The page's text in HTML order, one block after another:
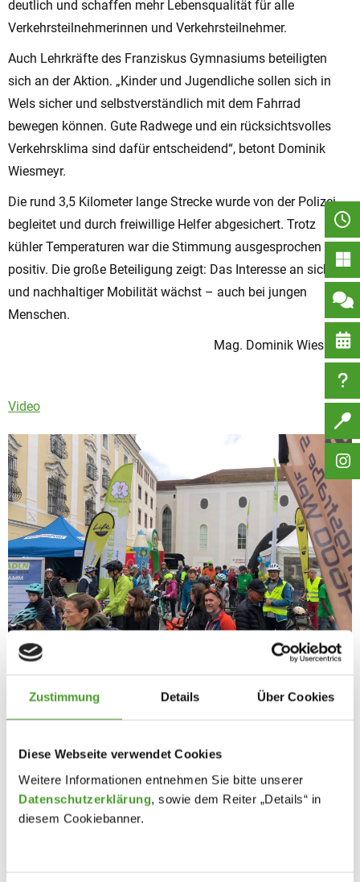
Zustimmung Details Über Cookies
Diese Webseite verwendet Cookies
Weitere Informationen entnehmen Sie bitte unserer
Datenschutzerklärung, sowie dem Reiter „Details“ in
diesem Cookiebanner.
deutlich und schaffen mehr Lebensqualität für alle
Verkehrsteilnehmerinnen und Verkehrsteilnehmer.
Auch Lehrkräfte des Franziskus Gymnasiums beteiligten
sich an der Aktion. „Kinder und Jugendliche sollen sich in
Wels sicher und selbstverständlich mit dem Fahrrad
bewegen können. Gute Radwege und ein rücksichtsvolles
Verkehrsklima sind dafür entscheidend“, betont Dominik
Wiesmeyr.
Die rund 3,5 Kilometer lange Strecke wurde von der Polizei
begleitet und durch freiwillige Helfer abgesichert. Trotz
kühler Temperaturen war die Stimmung ausgesprochen
positiv. Die große Beteiligung zeigt: Das Interesse an sicherer
und nachhaltiger Mobilität wächst – auch bei jungen
Menschen.
Mag. Dominik Wiesmeyr
Video